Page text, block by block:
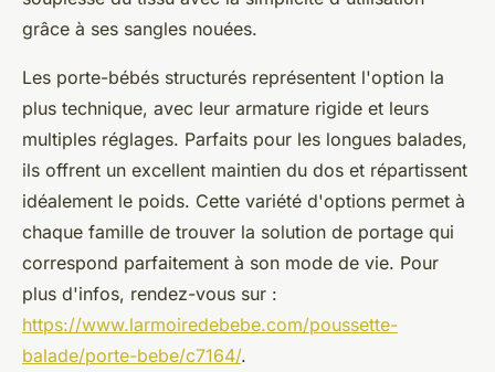
grâce à ses sangles nouées.
Les porte-bébés structurés représentent l'option la
plus technique, avec leur armature rigide et leurs
multiples réglages. Parfaits pour les longues balades,
ils offrent un excellent maintien du dos et répartissent
idéalement le poids. Cette variété d'options permet à
chaque famille de trouver la solution de portage qui
correspond parfaitement à son mode de vie. Pour
plus d'infos, rendez-vous sur :
https://www.larmoiredebebe.com/poussette-
balade/porte-bebe/c7164/.